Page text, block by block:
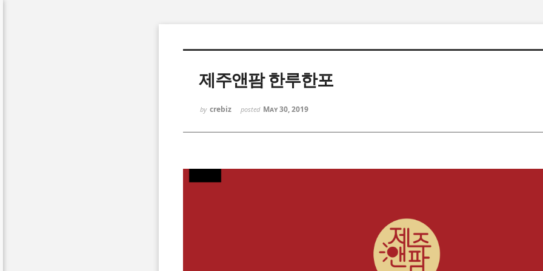
제주앤팜 한루한포
by crebiz posted May 30, 2019
Sketchbook5, 스케치북5
Sketchbook5, 스케치북5